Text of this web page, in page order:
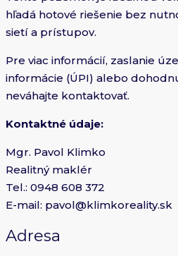
hľadá hotové riešenie bez
sietí a prístupov.
Pre viac informácií, zaslanie
informácie (ÚPI) alebo
neváhajte kontaktovať.
Kontaktné údaje:
Mgr. Pavol Klimko
Realitný maklér
Tel.: 0948 608 372
E-mail: pavol@klimkoreality.sk
Adresa